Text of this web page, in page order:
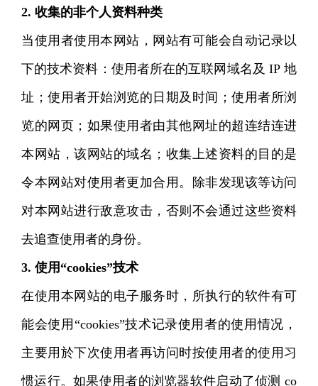
2. 收集的非个人资料种类
当使用者使用本网站，网站有可能会自动记录以
下的技术资料：使用者所在的互联网域名及 IP 地
址；使用者开始浏览的日期及时间；使用者所浏
览的网页；如果使用者由其他网址的超连结连进
本网站，该网站的域名；收集上述资料的目的是
令本网站对使用者更加合用。除非发现该等访问
对本网站进行敌意攻击，否则不会通过这些资料
去追查使用者的身份。
3. 使用“cookies”技术
在使用本网站的电子服务时，所执行的软件有可
能会使用“cookies”技术记录使用者的使用情况，
主要用於下次使用者再访问时按使用者的使用习
惯运行。如果使用者的浏览器软件启动了侦测 co